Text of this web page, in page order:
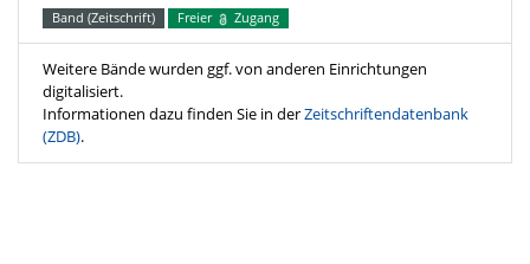
Band (Zeitschrift) Freier Zugang
Weitere Bände wurden ggf. von anderen Einrichtungen
digitalisiert.
Informationen dazu finden Sie in derZeitschriftendatenbank
(ZDB).